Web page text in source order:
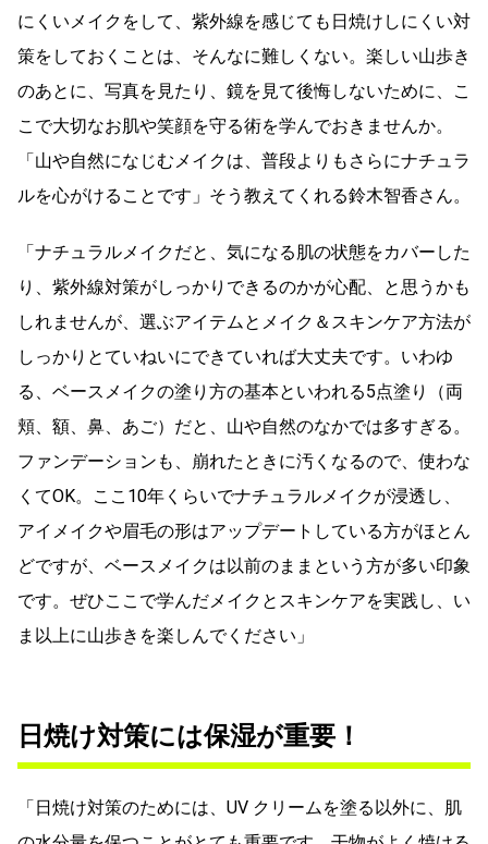
にくいメイクをして、紫外線を感じても日焼けしにくい対
策をしておくことは、そんなに難しくない。楽しい山歩き
のあとに、写真を見たり、鏡を見て後悔しないために、こ
こで大切なお肌や笑顔を守る術を学んでおきませんか。
「山や自然になじむメイクは、普段よりもさらにナチュラ
ルを心がけることです」そう教えてくれる鈴木智香さん。
「ナチュラルメイクだと、気になる肌の状態をカバーした
り、紫外線対策がしっかりできるのかが心配、と思うかも
しれませんが、選ぶアイテムとメイク＆スキンケア方法が
しっかりとていねいにできていれば大丈夫です。いわゆ
る、ベースメイクの塗り方の基本といわれる5点塗り（両
頬、額、鼻、あご）だと、山や自然のなかでは多すぎる。
ファンデーションも、崩れたときに汚くなるので、使わな
くてOK。ここ10年くらいでナチュラルメイクが浸透し、
アイメイクや眉毛の形はアップデートしている方がほとん
どですが、ベースメイクは以前のままという方が多い印象
です。ぜひここで学んだメイクとスキンケアを実践し、い
ま以上に山歩きを楽しんでください」
日焼け対策には保湿が重要！
「日焼け対策のためには、UV クリームを塗る以外に、肌